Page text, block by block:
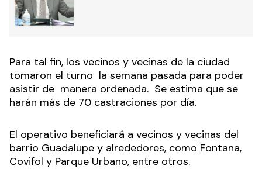
Para tal fin, los vecinos y vecinas de la ciudad
tomaron el turno la semana pasada para poder
asistir de manera ordenada. Se estima que se
harán más de 70 castraciones por día.
El operativo beneficiará a vecinos y vecinas del
barrio Guadalupe y alrededores, como Fontana,
Covifol y Parque Urbano, entre otros.